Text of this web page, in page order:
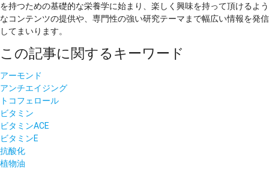
を持つための基礎的な栄養学に始まり、楽しく興味を持って頂けるよう
なコンテンツの提供や、専門性の強い研究テーマまで幅広い情報を発信
してまいります。
この記事に関するキーワード
アーモンド
アンチエイジング
トコフェロール
ビタミン
ビタミンACE
ビタミンE
抗酸化
植物油